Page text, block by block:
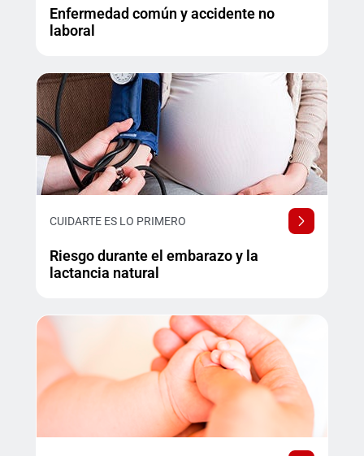
Enfermedad común y accidente no
laboral
CUIDARTE ES LO PRIMERO
Riesgo durante el embarazo y la
lactancia natural